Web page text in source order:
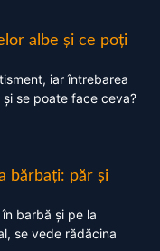
albe și ce poți
iar întrebarea
se poate face ceva?
bărbați: păr și
barbă și pe la
se vede rădăcina